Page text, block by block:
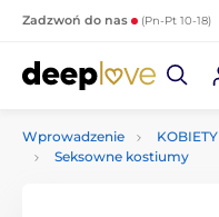
Zadzwoń do nas (Pn-Pt 10-18)
Wprowadzenie KOBIETY
Seksowne kostiumy